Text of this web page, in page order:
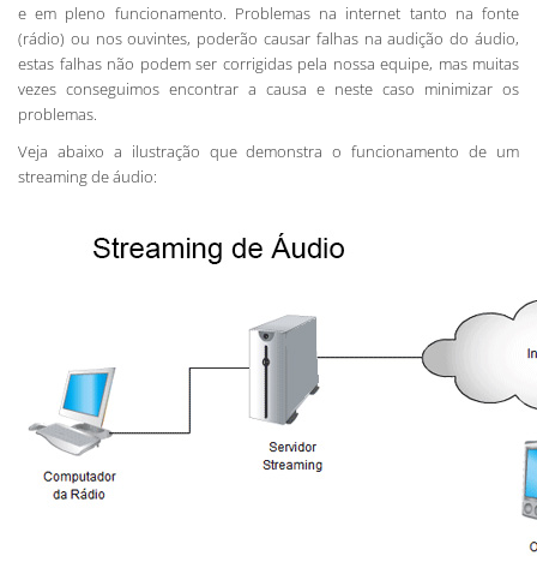
e em pleno funcionamento. Problemas na internet tanto na fonte
(rádio) ou nos ouvintes, poderão causar falhas na audição do áudio,
estas falhas não podem ser corrigidas pela nossa equipe, mas muitas
vezes conseguimos encontrar a causa e neste caso minimizar os
problemas.
Veja abaixo a ilustração que demonstra o funcionamento de um
streaming de áudio: